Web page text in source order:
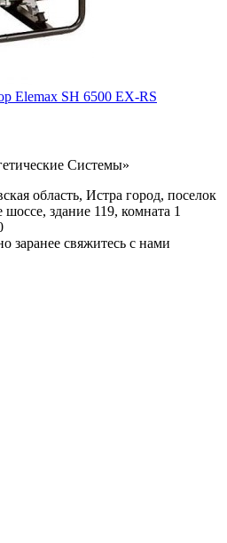
Elemax SH 6500 EX-RS
Системы»
область, Истра город, поселок
здание 119, комната 1
заранее свяжитесь с нами